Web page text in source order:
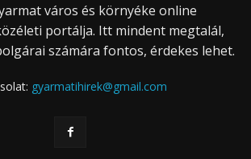
város és környéke online
portálja. Itt mindent megtalál,
számára fontos, érdekes lehet.
gyarmatihirek@gmail.com